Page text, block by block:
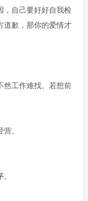
，自己要好好自我检
道歉，那你的爱情才
然工作难找。若想前
。